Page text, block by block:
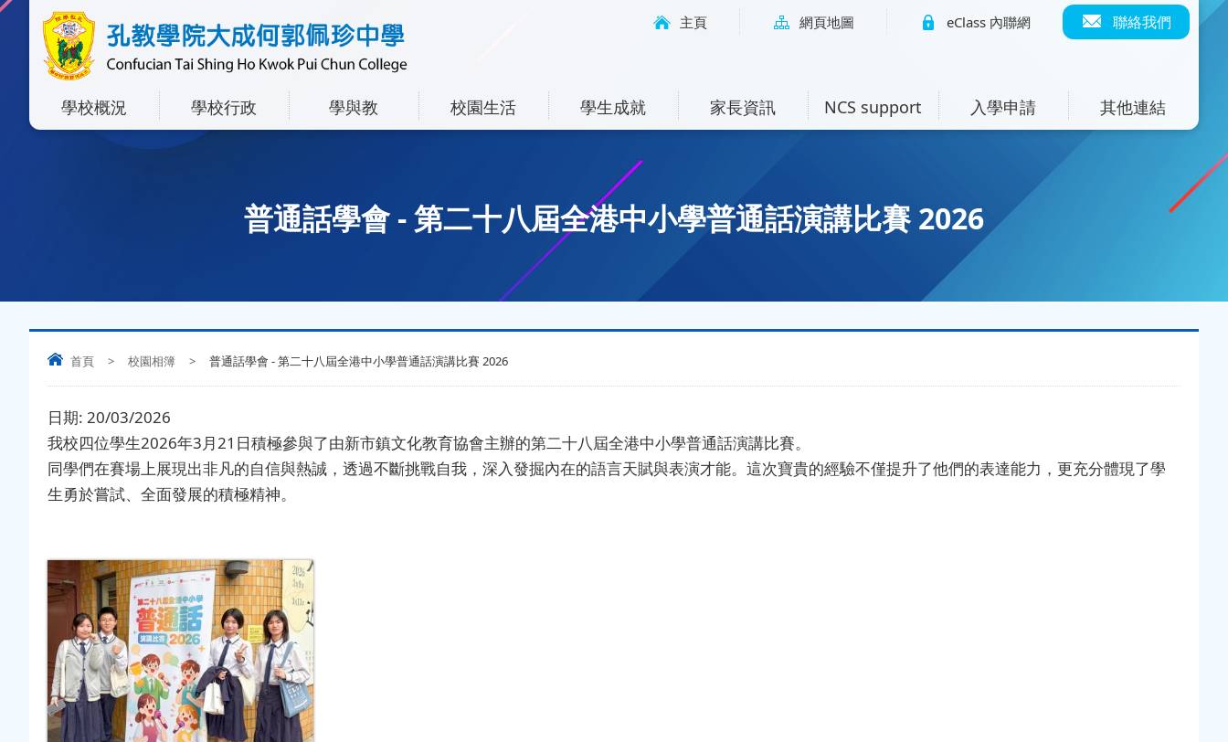
聯絡我們
主頁 網頁地圖 eClass 內聯網
學校概況 學校行政 學與教 校園生活 學生成就 家長資訊 NCS support 入學申請 其他連結
普通話學會 - 第二十八屆全港中小學普通話演講比賽 2026
首頁 > 校園相簿 > 普通話學會 - 第二十八屆全港中小學普通話演講比賽 2026
日期: 20/03/2026
我校四位學生2026年3月21日積極參與了由新市鎮文化教育協會主辦的第二十八屆全港中小學普通話演講比賽。
同學們在賽場上展現出非凡的自信與熱誠，透過不斷挑戰自我，深入發掘內在的語言天賦與表演才能。這次寶貴的經驗不僅提升了他們的表達能力，更充分體現了學
生勇於嘗試、全面發展的積極精神。